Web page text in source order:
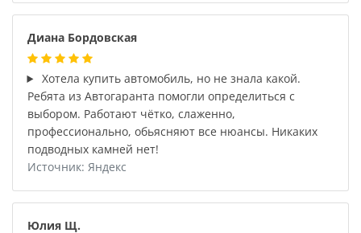
Диана Бордовская
Хотела купить автомобиль, но не знала какой.
Ребята из Автогаранта помогли определиться с
выбором. Работают чётко, слаженно,
профессионально, обьясняют все нюансы. Никаких
подводных камней нет!
Источник: Яндекс
Юлия Щ.